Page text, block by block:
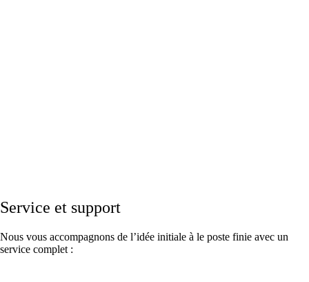
Service et support
Nous vous accompagnons de l’idée initiale à le poste finie avec un
service complet :